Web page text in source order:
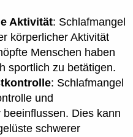
Aktivität: Schlafmangel
körperlicher Aktivität
Menschen haben
sportlich zu betätigen.
: Schlafmangel
und
Dies kann
schwerer